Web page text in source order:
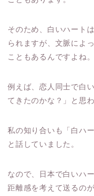
そのため、白いハート
られますが、文脈によ
こともあるんですよね。
例えば、恋人同士で白
てきたのかな？」と思
私の知り合いも「白ハ
と話していました。
なので、日本で白いハ
距離感を考えて送るの